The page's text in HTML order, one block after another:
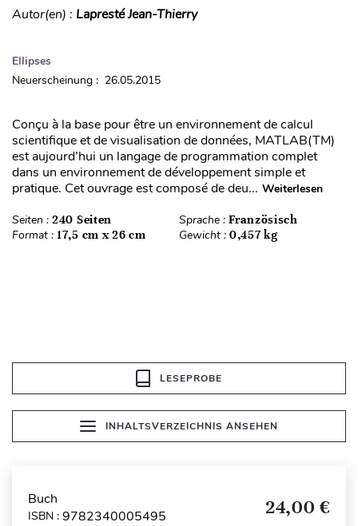
Autor(en) : Lapresté Jean-Thierry
Ellipses
Neuerscheinung : 26.05.2015
Conçu à la base pour être un environnement de calcul
scientifique et de visualisation de données, MATLAB(TM)
est aujourd’hui un langage de programmation complet
dans un environnement de développement simple et
pratique. Cet ouvrage est composé de deu... Weiterlesen
Seiten : 240 Seiten Sprache : Französisch
Format : 17,5 cm x 26 cm Gewicht : 0,457 kg
LESEPROBE
INHALTSVERZEICHNIS ANSEHEN
Buch
ISBN : 9782340005495 24,00 €